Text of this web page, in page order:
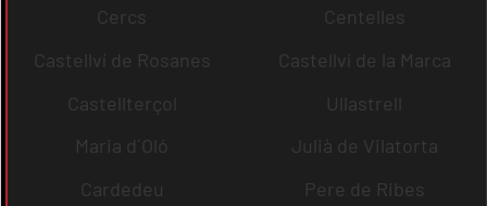
Cercs
Centelles
Castellví de Rosanes
Castellví de la Marca
Castellterçol
Ullastrell
Maria d´Oló
Julià de Vilatorta
Cardedeu
Pere de Ribes